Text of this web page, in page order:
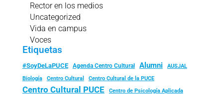
Rector en los medios
Uncategorized
Vida en campus
Voces
Etiquetas
#SoyDeLaPUCE Agenda Centro Cultural Alumni
AUSJAL
Biología
Centro Cultural Centro Cultural de la PUCE
Centro Cultural PUCE Centro de Psicología Aplicada